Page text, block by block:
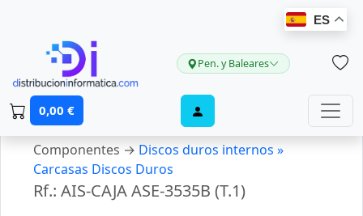
ES
Pen. y Baleares
0,00 €
Componentes → Discos duros internos »
Carcasas Discos Duros
Rf.: AIS-CAJA ASE-3535B (T.1)